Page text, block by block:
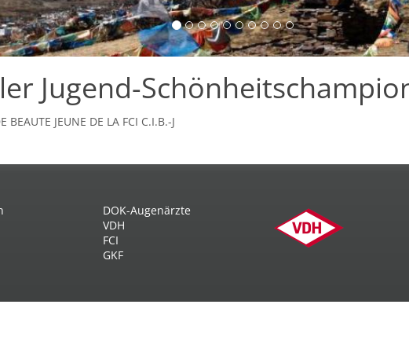
Jugend-
JEUNE DE LA FCI C.I.B.-J
DOK-Augenärzte
VDH
FCI
GKF